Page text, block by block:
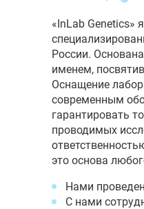
«InLab Genetics»
России.
именем,
Оснащение
современным
гарантировать
проводимых
это основа
Нами
С нами